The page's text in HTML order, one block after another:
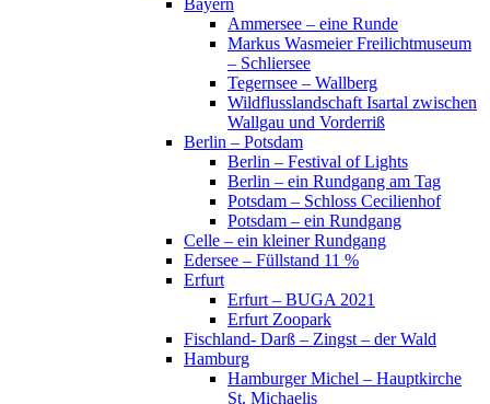
Bayern
Ammersee – eine Runde
Markus Wasmeier Freilichtmuseum
– Schliersee
Tegernsee – Wallberg
Wildflusslandschaft Isartal zwischen
Wallgau und Vorderriß
Berlin – Potsdam
Berlin – Festival of Lights
Berlin – ein Rundgang am Tag
Potsdam – Schloss Cecilienhof
Potsdam – ein Rundgang
Celle – ein kleiner Rundgang
Edersee – Füllstand 11 %
Erfurt
Erfurt – BUGA 2021
Erfurt Zoopark
Fischland- Darß – Zingst – der Wald
Hamburg
Hamburger Michel – Hauptkirche
St. Michaelis